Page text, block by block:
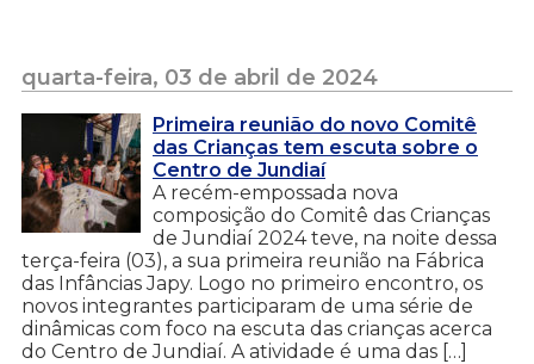
quarta-feira, 03 de abril de 2024
Primeira reunião do novo Comitê
das Crianças tem escuta sobre o
Centro de Jundiaí
A recém-empossada nova
composição do Comitê das Crianças
de Jundiaí 2024 teve, na noite dessa
terça-feira (03), a sua primeira reunião na Fábrica
das Infâncias Japy. Logo no primeiro encontro, os
novos integrantes participaram de uma série de
dinâmicas com foco na escuta das crianças acerca
do Centro de Jundiaí. A atividade é uma das […]